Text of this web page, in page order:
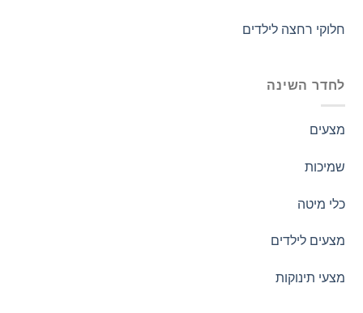
חלוקי רחצה לילדים
לחדר השינה
מצעים
שמיכות
כלי מיטה
מצעים לילדים
מצעי תינוקות